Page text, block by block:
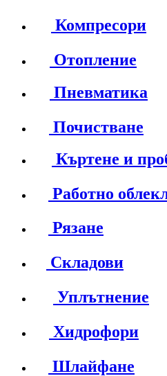
Компресори
Отопление
Пневматика
Почистване
Къртене и
Работно
Рязане
Складови
Уплътнение
Хидрофори
Шлайфане